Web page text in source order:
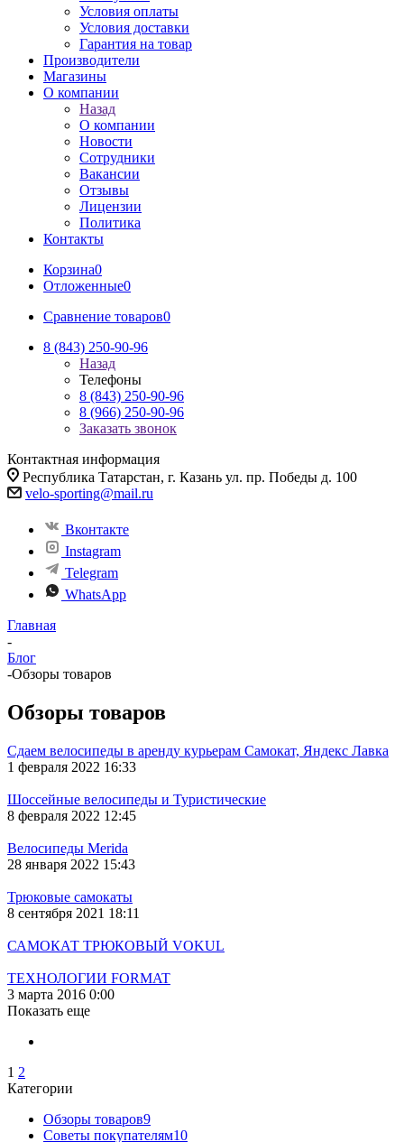
Условия оплаты
Условия доставки
Гарантия на товар
Производители
Магазины
О компании
Назад
О компании
Новости
Сотрудники
Вакансии
Отзывы
Лицензии
Политика
Контакты
Корзина0
Отложенные0
Сравнение товаров0
8 (843) 250-90-96
Назад
Телефоны
8 (843) 250-90-96
8 (966) 250-90-96
Заказать звонок
Контактная информация
Республика Татарстан, г. Казань ул. пр. Победы д. 100
velo-sporting@mail.ru
Вконтакте
Instagram
Telegram
WhatsApp
Главная
-
Блог
-Обзоры товаров
Обзоры товаров
Сдаем велосипеды в аренду курьерам Самокат, Яндекс Лавка
1 февраля 2022 16:33
Шоссейные велосипеды и Туристические
8 февраля 2022 12:45
Велосипеды Merida
28 января 2022 15:43
Трюковые самокаты
8 сентября 2021 18:11
САМОКАТ ТРЮКОВЫЙ VOKUL
ТЕХНОЛОГИИ FORMAT
3 марта 2016 0:00
Показать еще
1 2
Категории
Обзоры товаров9
Советы покупателям10